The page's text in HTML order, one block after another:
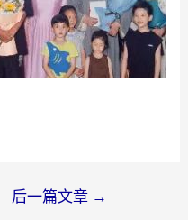
后一篇文章 →